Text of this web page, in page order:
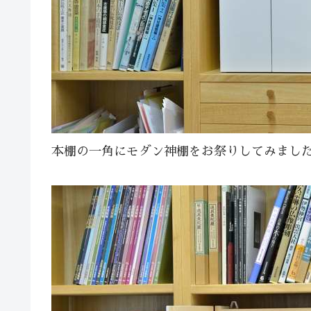
本棚の一角にモダン神棚をお祭りしてみまし